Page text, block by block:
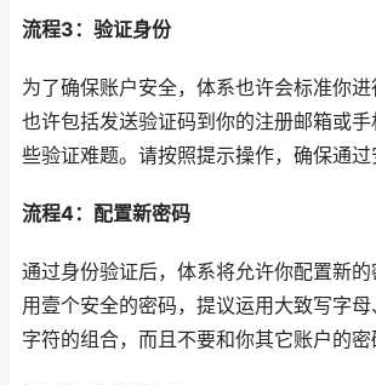
流程3：验证身份
为了确保账户安全，体系也许会标准你
也许包括发送验证码到你的注册邮箱或
些验证难题。请按照提示操作，确保通过
流程4：配置新密码
通过身份验证后，体系将允许你配置新
用壹个安全的密码，提议运用大致写字
字符的组合，而且不要和你其它账户的密